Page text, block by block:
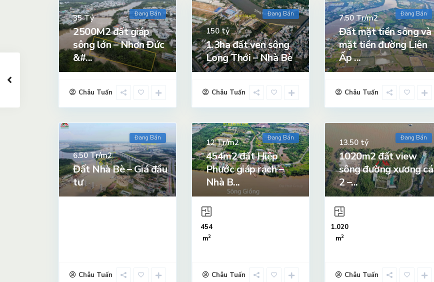
Đang Bán
35Tỷ
2500M2 đất giáp
sông lớn – Nhơn Đức
&#...
Châu Tuấn
Đang Bán
150tỷ
1.3ha đất ven sông
Long Thới – Nhà Bè
Châu Tuấn
Đang Bán
7.50 Tr/m2
Đất mặt tiền sông và
mặt tiền đường Liên
Ấp ...
Châu Tuấn
Đang Bán
6.50Tr/m2
Đất Nhà Bè – Giá đầu
tư
Châu Tuấn
Đang Bán
12Tr/m2
454m2 đất Hiệp
Phước giáp rạch –
Nhà B...
454
m2
Châu Tuấn
Đang Bán
13.50 tỷ
1020m2 đất view
sông đường xương cá
2 –...
1.020
m2
Châu Tuấn